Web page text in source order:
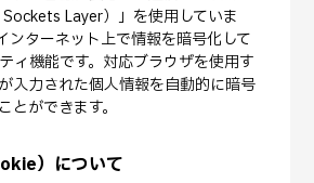
Layer）」を使用していま
ンターネット上で情報を暗号化して
ィ機能です。対応ブラウザを使用す
入力された個人情報を自動的に暗号
とができます。
）について